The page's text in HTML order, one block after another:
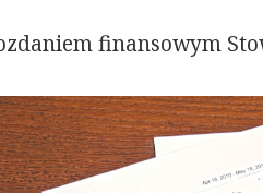
finansowym